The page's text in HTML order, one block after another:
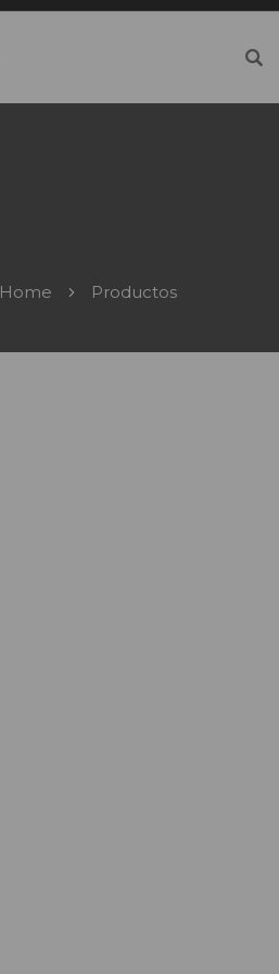
Home Productos